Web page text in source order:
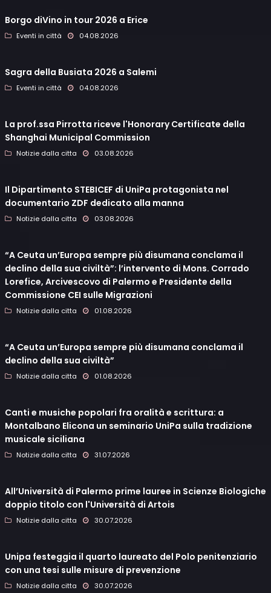
Borgo diVino in tour 2026 a Erice
Eventi in città 04.08.2026
Sagra della Busiata 2026 a Salemi
Eventi in città 04.08.2026
La prof.ssa Pirrotta riceve l'Honorary Certificate della
Shanghai Municipal Commission
Notizie dalla citta 03.08.2026
Il Dipartimento STEBICEF di UniPa protagonista nel
documentario ZDF dedicato alla manna
Notizie dalla citta 03.08.2026
“A Ceuta un’Europa sempre più disumana conclama il
declino della sua civiltà”: l’intervento di Mons. Corrado
Lorefice, Arcivescovo di Palermo e Presidente della
Commissione CEI sulle Migrazioni
Notizie dalla citta 01.08.2026
“A Ceuta un’Europa sempre più disumana conclama il
declino della sua civiltà”
Notizie dalla citta 01.08.2026
Canti e musiche popolari fra oralità e scrittura: a
Montalbano Elicona un seminario UniPa sulla tradizione
musicale siciliana
Notizie dalla citta 31.07.2026
All’Università di Palermo prime lauree in Scienze Biologiche
doppio titolo con l'Università di Artois
Notizie dalla citta 30.07.2026
Unipa festeggia il quarto laureato del Polo penitenziario
con una tesi sulle misure di prevenzione
Notizie dalla citta 30.07.2026